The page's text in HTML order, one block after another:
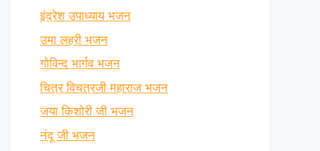
इंद्रेश उपाध्याय भजन
उमा लहरी भजन
गोविन्द भार्गव भजन
चित्र विचत्रजी महाराज भजन
जया किशोरी जी भजन
नंदू जी भजन